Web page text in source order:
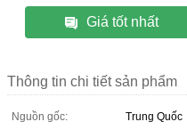
Giá tốt nhất
Thông tin chi tiết sản phẩm
Nguồn gốc:
Trung Quốc